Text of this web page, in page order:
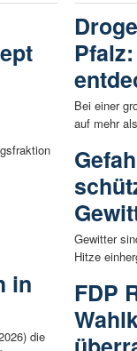
in
die
Bei einer
auf mehr
Gewitter
Hitze
FDP